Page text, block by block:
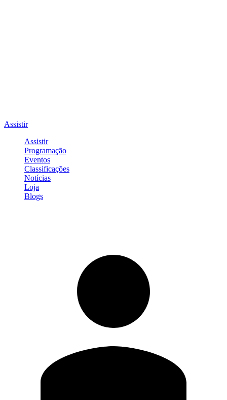
Assistir
Assistir
Programação
Eventos
Classificações
Notícias
Loja
Blogs